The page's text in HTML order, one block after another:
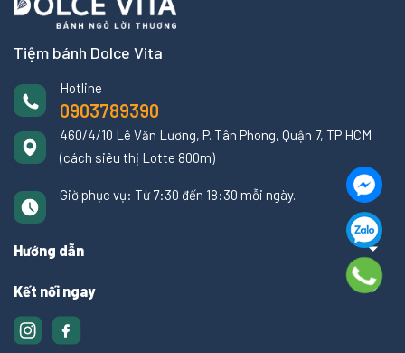
Tiệm bánh Dolce Vita
Hotline
0903789390
460/4/10 Lê Văn Lương, P. Tân Phong, Quận 7, TP HCM
(cách siêu thị Lotte 800m)
Giờ phục vụ: Từ 7:30 đến 18:30 mỗi ngày.
Hướng dẫn
Kết nối ngay